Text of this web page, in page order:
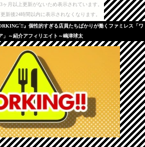
ヶ月以上更新がないため表示されています。
新後24時間以内に表示されなくなります。
』個性的すぎる店員たちばかりが働くファミレス「ワ
」～紹介アフィリエイト～嶋津球太